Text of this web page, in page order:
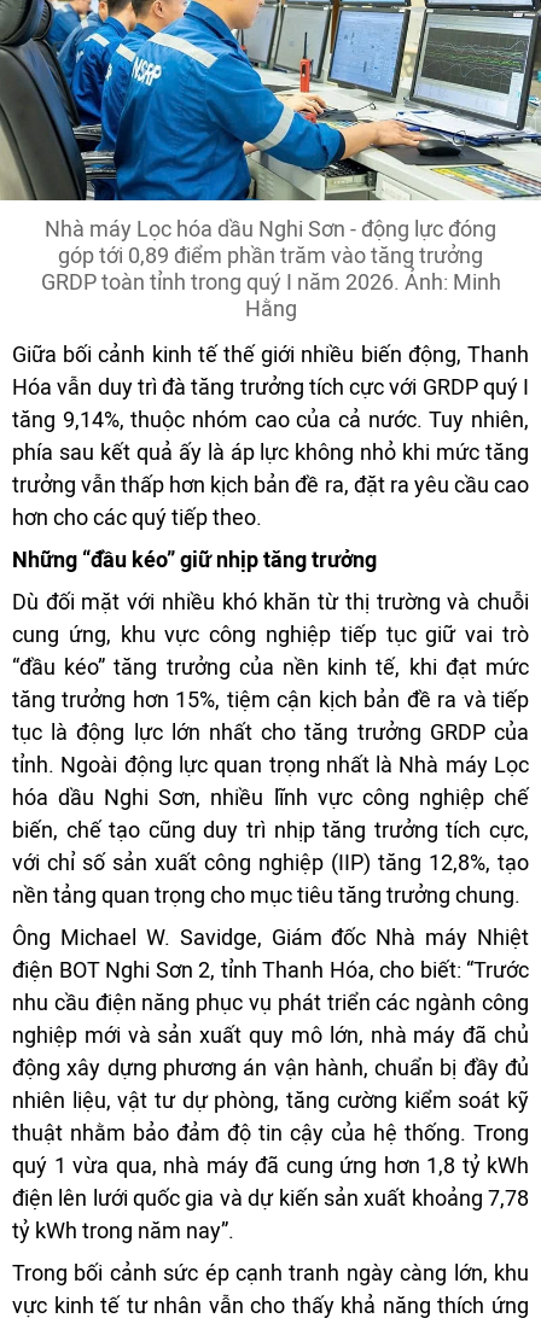
Nhà máy Lọc hóa dầu Nghi Sơn - động lực đóng
góp tới 0,89 điểm phần trăm vào tăng trưởng
GRDP toàn tỉnh trong quý I năm 2026. Ảnh: Minh
Hằng
Giữa bối cảnh kinh tế thế giới nhiều biến động, Thanh
Hóa vẫn duy trì đà tăng trưởng tích cực với GRDP quý I
tăng 9,14%, thuộc nhóm cao của cả nước. Tuy nhiên,
phía sau kết quả ấy là áp lực không nhỏ khi mức tăng
trưởng vẫn thấp hơn kịch bản đề ra, đặt ra yêu cầu cao
hơn cho các quý tiếp theo.
Những “đầu kéo” giữ nhịp tăng trưởng
Dù đối mặt với nhiều khó khăn từ thị trường và chuỗi
cung ứng, khu vực công nghiệp tiếp tục giữ vai trò
“đầu kéo” tăng trưởng của nền kinh tế, khi đạt mức
tăng trưởng hơn 15%, tiệm cận kịch bản đề ra và tiếp
tục là động lực lớn nhất cho tăng trưởng GRDP của
tỉnh. Ngoài động lực quan trọng nhất là Nhà máy Lọc
hóa dầu Nghi Sơn, nhiều lĩnh vực công nghiệp chế
biến, chế tạo cũng duy trì nhịp tăng trưởng tích cực,
với chỉ số sản xuất công nghiệp (IIP) tăng 12,8%, tạo
nền tảng quan trọng cho mục tiêu tăng trưởng chung.
Ông Michael W. Savidge, Giám đốc Nhà máy Nhiệt
điện BOT Nghi Sơn 2, tỉnh Thanh Hóa, cho biết: “Trước
nhu cầu điện năng phục vụ phát triển các ngành công
nghiệp mới và sản xuất quy mô lớn, nhà máy đã chủ
động xây dựng phương án vận hành, chuẩn bị đầy đủ
nhiên liệu, vật tư dự phòng, tăng cường kiểm soát kỹ
thuật nhằm bảo đảm độ tin cậy của hệ thống. Trong
quý 1 vừa qua, nhà máy đã cung ứng hơn 1,8 tỷ kWh
điện lên lưới quốc gia và dự kiến sản xuất khoảng 7,78
tỷ kWh trong năm nay”.
Trong bối cảnh sức ép cạnh tranh ngày càng lớn, khu
vực kinh tế tư nhân vẫn cho thấy khả năng thích ứng